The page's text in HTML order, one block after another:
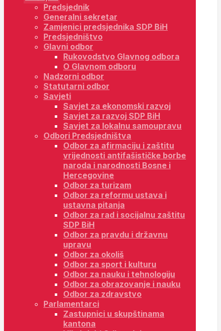
Predsjednik
Generalni sekretar
Zamjenici predsjednika SDP BiH
Predsjedništvo
Glavni odbor
Rukovodstvo Glavnog odbora
O Glavnom odboru
Nadzorni odbor
Statutarni odbor
Savjeti
Savjet za ekonomski razvoj
Savjet za razvoj SDP BiH
Savjet za lokalnu samoupravu
Odbori Predsjedništva
Odbor za afirmaciju i zaštitu
vrijednosti antifašističke borbe
naroda i narodnosti Bosne i
Hercegovine
Odbor za turizam
Odbor za reformu ustava i
ustavna pitanja
Odbor za rad i socijalnu zaštitu
SDP BiH
Odbor za pravdu i državnu
upravu
Odbor za okoliš
Odbor za sport i kulturu
Odbor za nauku i tehnologiju
Odbor za obrazovanje i nauku
Odbor za zdravstvo
Parlamentarci
Zastupnici u skupštinama
kantona